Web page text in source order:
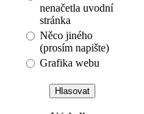
nenačetla uvodní
stránka
Něco jiného
(prosím napište)
Grafika webu